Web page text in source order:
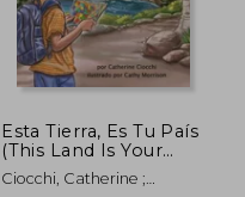
$
Esta Tierra, Es Tu País
(This Land Is Your
Land)
Ciocchi, Catherine ;